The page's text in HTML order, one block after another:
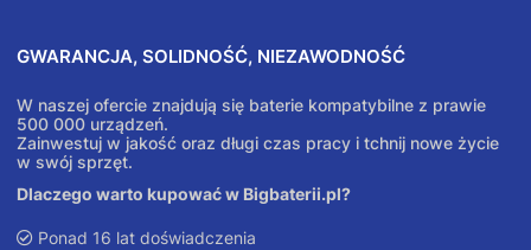
GWARANCJA, SOLIDNOŚĆ, NIEZAWODNOŚĆ
W naszej ofercie znajdują się baterie kompatybilne z prawie
500 000 urządzeń.
Zainwestuj w jakość oraz długi czas pracy i tchnij nowe życie
w swój sprzęt.
Dlaczego warto kupować w Bigbaterii.pl?
Ponad 16 lat doświadczenia